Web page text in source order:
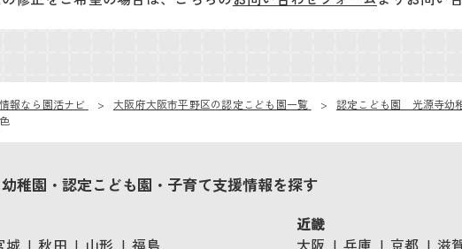
報なら園活ナビ 大阪府大阪市平野区の認定こども園一覧
認定こども園 光源寺幼
稚園・認定こども園・子育て支援情報を探す
城 秋田 山形
福島
近畿
大阪
兵庫 京都 滋